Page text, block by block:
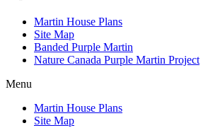
Martin House Plans
Site Map
Banded Purple Martin
Nature Canada Purple Martin Project
Menu
Martin House Plans
Site Map